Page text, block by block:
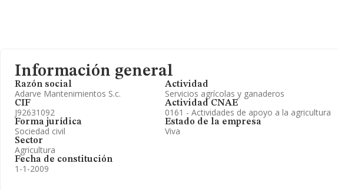
Información general
Razón social
Adarve Mantenimientos S.c.
CIF
J92631092
Forma jurídica
Sociedad civil
Sector
Agricultura
Fecha de constitución
1-1-2009
Actividad
Servicios agrícolas y ganaderos
Actividad CNAE
0161 - Actividades de apoyo a la agricultura
Estado de la empresa
Viva